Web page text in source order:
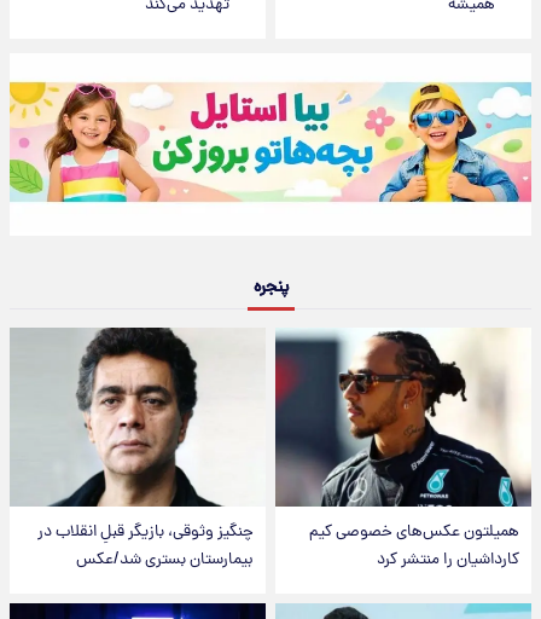
همیشه تهدید می‌کند
پنجره
همیلتون عکس‌های خصوصی کیم‌
کارداشیان را منتشر کرد
چنگیز وثوقی، بازیگر قبلِ انقلاب در
بیمارستان بستری شد/عکس